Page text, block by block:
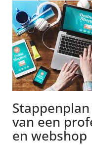
van een
en webshop